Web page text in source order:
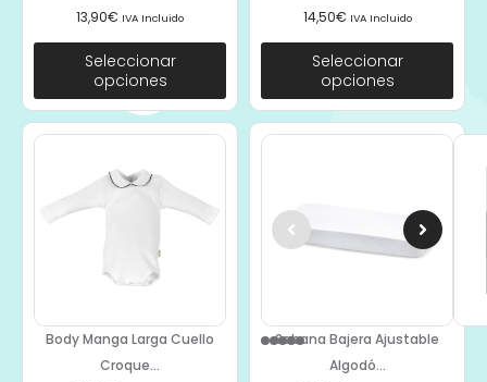
13,90€ IVA Incluido
Seleccionar
opciones
14,50€ IVA Incluido
Seleccionar
opciones
Body Manga Larga Cuello
Croque...
Sabana Bajera Ajustable
Algodó...